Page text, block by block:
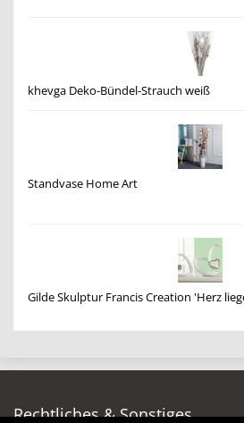
khevga Deko-Bündel-Strauch weiß
Standvase Home Art
Gilde Skulptur Francis Creation 'Herz
Rechtliches & Sonstiges